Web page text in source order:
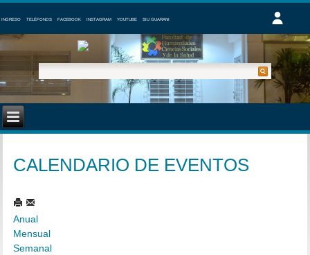
INGRESO TELÉFONOS FACEBOOK INSTAGRAM YOUTUBE SIU GUARANI
CALENDARIO DE EVENTOS
Anual
Mensual
Semanal